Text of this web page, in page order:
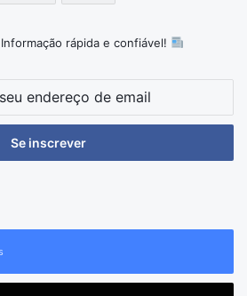
rápida e confiável!